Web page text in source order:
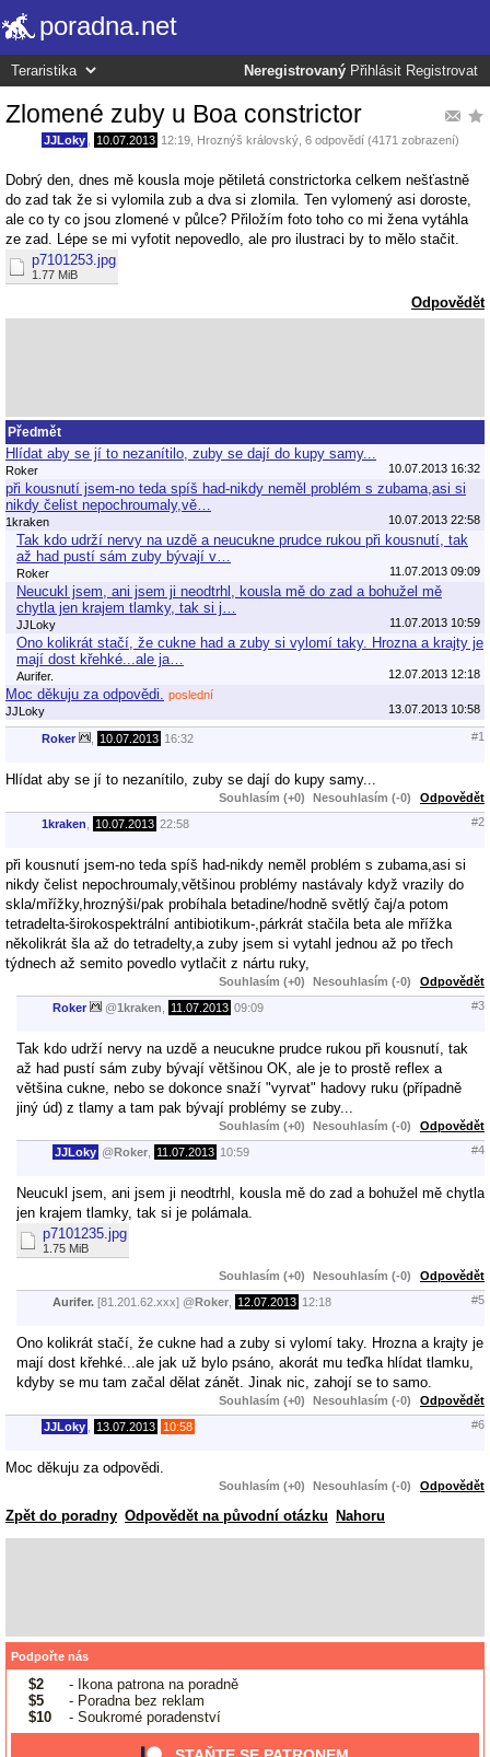
poradna.net
Neregistrovaný Přihlásit Registrovat
Zlomené zuby u Boa constrictor
JJLoky 10.07.2013 12:19 Hroznýš královský , 6 odpovědí (4171 zobrazení)
Dobrý den, dnes mě kousla moje pětiletá constrictorka celkem nešťastně
do zad tak že si vylomila zub a dva si zlomila. Ten vylomený asi doroste,
ale co ty co jsou zlomené v půlce? Přiložím foto toho co mi žena vytáhla
ze zad. Lépe se mi vyfotit nepovedlo, ale pro ilustraci by to mělo stačit.
p7101253.jpg
1.77 MiB
Odpovědět
Předmět
Hlídat aby se jí to nezanítilo, zuby se dají do kupy samy...
Roker 10.07.2013 16:32
při kousnutí jsem-no teda spíš had-nikdy neměl problém s zubama,asi si
nikdy čelist nepochroumaly,vě…
1kraken 10.07.2013 22:58
Tak kdo udrží nervy na uzdě a neucukne prudce rukou při kousnutí, tak
až had pustí sám zuby bývají v…
Roker 11.07.2013 09:09
Neucukl jsem, ani jsem ji neodtrhl, kousla mě do zad a bohužel mě
chytla jen krajem tlamky, tak si j…
JJLoky 11.07.2013 10:59
Ono kolikrát stačí, že cukne had a zuby si vylomí taky. Hrozna a krajty je
mají dost křehké...ale ja…
Aurifer. 12.07.2013 12:18
Moc děkuju za odpovědi.
poslední
JJLoky
13.07.2013 10:58
Roker 10.07.2013 16:32 #1
Hlídat aby se jí to nezanítilo, zuby se dají do kupy samy...
Souhlasím (+0) Nesouhlasím (-0) Odpovědět
1kraken 10.07.2013 22:58 #2
při kousnutí jsem-no teda spíš had-nikdy neměl problém s zubama,asi si
nikdy čelist nepochroumaly,většinou problémy nastávaly když vrazily do
skla/mřížky,hroznýši/pak probíhala betadine/hodně světlý čaj/a potom
tetradelta-širokospektrální antibiotikum-,párkrát stačila beta ale mřížka
několikrát šla až do tetradelty,a zuby jsem si vytahl jednou až po třech
týdnech až semito povedlo vytlačit z nártu ruky,
Souhlasím (+0) Nesouhlasím (-0) Odpovědět
Roker @1kraken 11.07.2013 09:09 #3
Tak kdo udrží nervy na uzdě a neucukne prudce rukou při kousnutí, tak
až had pustí sám zuby bývají většinou OK, ale je to prostě reflex a
většina cukne, nebo se dokonce snaží "vyrvat" hadovy ruku (případně
jiný úd) z tlamy a tam pak bývají problémy se zuby...
Souhlasím (+0) Nesouhlasím (-0) Odpovědět
JJLoky @ Roker 11.07.2013 10:59 #4
Neucukl jsem, ani jsem ji neodtrhl, kousla mě do zad a bohužel mě chytla
jen krajem tlamky, tak si je polámala.
p7101235.jpg
1.75 MiB
Souhlasím (+0) Nesouhlasím (-0) Odpovědět
Aurifer. [81.201.62.xxx] @ Roker 12.07.2013 12:18 #5
Ono kolikrát stačí, že cukne had a zuby si vylomí taky. Hrozna a krajty je
mají dost křehké...ale jak už bylo psáno, akorát mu teďka hlídat tlamku,
kdyby se mu tam začal dělat zánět. Jinak nic, zahojí se to samo.
Souhlasím (+0) Nesouhlasím (-0) Odpovědět
JJLoky 13.07.2013 10:58 #6
Moc děkuju za odpovědi.
Souhlasím (+0) Nesouhlasím (-0) Odpovědět
Zpět do poradny Odpovědět na původní otázku Nahoru
Podpořte nás
$2
- Ikona patrona na poradně
$5
- Poradna bez reklam
$10
- Soukromé poradenství